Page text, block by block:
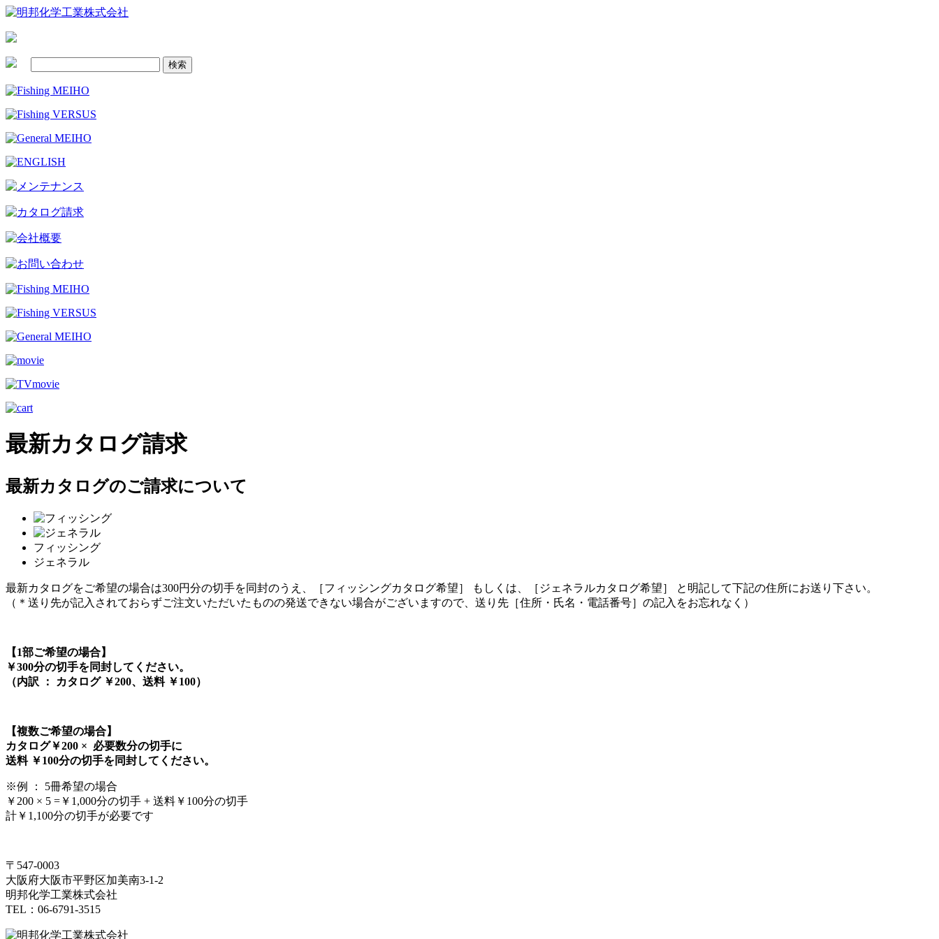
最新カタログ請求
最新カタログのご請求について
フィッシング
ジェネラル
最新カタログをご希望の場合は300円分の切手を同封のうえ、［フィッシングカタログ希望］ もしくは、［ジェネラルカタログ希望］ と明記して下記の住所にお送り下さい。
（＊送り先が記入されておらずご注文いただいたものの発送できない場合がございますので、送り先［住所・氏名・電話番号］の記入をお忘れなく）
【1部ご希望の場合】
￥300分の切手を同封してください。
（内訳 ： カタログ ￥200、送料 ￥100）
【複数ご希望の場合】
カタログ￥200 × 必要数分の切手に
送料 ￥100分の切手を同封してください。
※例 ： 5冊希望の場合
￥200 × 5 =￥1,000分の切手 + 送料￥100分の切手
計￥1,100分の切手が必要です
〒547-0003
大阪府大阪市平野区加美南3-1-2
明邦化学工業株式会社
TEL：06-6791-3515